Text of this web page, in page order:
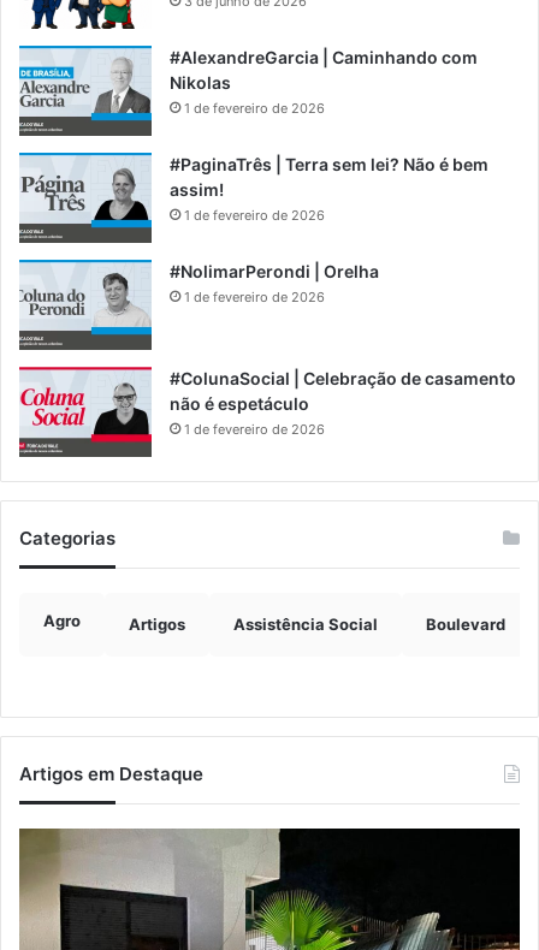
#AlexandreGarcia | Caminhando com
Nikolas
1 de fevereiro de 2026
#PaginaTrês | Terra sem lei? Não é bem
assim!
1 de fevereiro de 2026
#NolimarPerondi | Orelha
1 de fevereiro de 2026
#ColunaSocial | Celebração de casamento
não é espetáculo
1 de fevereiro de 2026
Categorias
Agro Artigos Assistência Social Boulevard
Artigos em Destaque
deixam
rastro
e